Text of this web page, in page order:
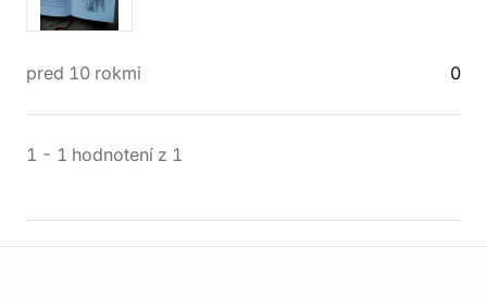
pred 10 rokmi 0
1 - 1 hodnotení z 1